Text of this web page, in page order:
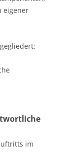
eigener
im